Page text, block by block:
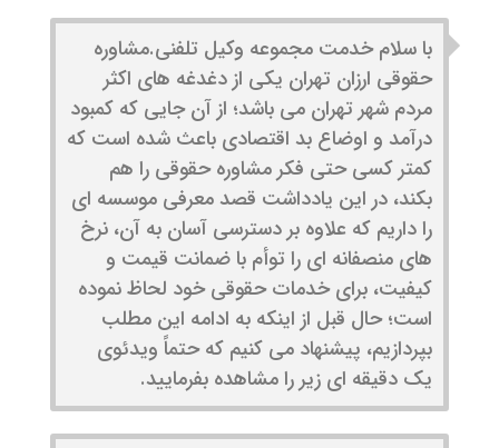
با سلام خدمت مجموعه وکیل تلفنی.مشاوره
حقوقی ارزان تهران یکی از دغدغه های اکثر
مردم شهر تهران می باشد؛ از آن جایی که کمبود
درآمد و اوضاع بد اقتصادی باعث شده است که
کمتر کسی حتی فکر مشاوره حقوقی را هم
بکند، در این یادداشت قصد معرفی موسسه ای
را داریم که علاوه بر دسترسی آسان به آن، نرخ
های منصفانه ای را توأم با ضمانت قیمت و
کیفیت، برای خدمات حقوقی خود لحاظ نموده
است؛ حال قبل از اینکه به ادامه این مطلب
بپردازیم، پیشنهاد می کنیم که حتماً ویدئوی
یک دقیقه ای زیر را مشاهده بفرمایید.